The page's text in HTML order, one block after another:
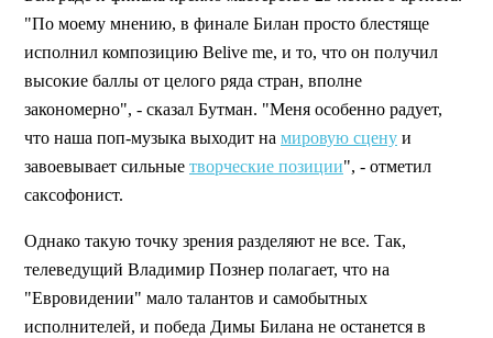
"По моему мнению, в финале Билан просто блестяще
исполнил композицию Belive me, и то, что он получил
высокие баллы от целого ряда стран, вполне
закономерно", - сказал Бутман. "Меня особенно радует,
что наша поп-музыка выходит на мировую сцену и
завоевывает сильные творческие позиции", - отметил
саксофонист.
Однако такую точку зрения разделяют не все. Так,
телеведущий Владимир Познер полагает, что на
"Евровидении" мало талантов и самобытных
исполнителей, и победа Димы Билана не останется в